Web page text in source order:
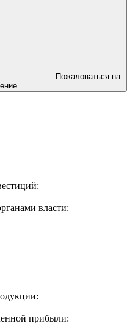
власти:
прибыли: